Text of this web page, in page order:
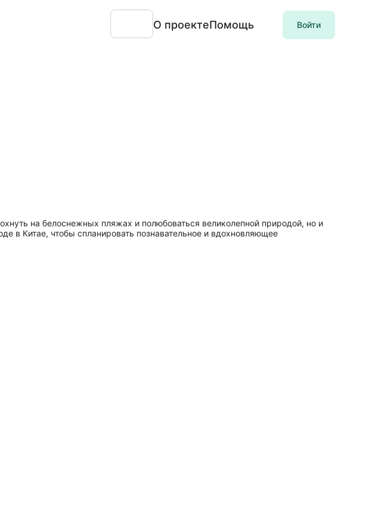
О проектеПомощь Войти
на белоснежных пляжах и полюбоваться великолепной природой, но и
в Китае, чтобы спланировать познавательное и вдохновляющее